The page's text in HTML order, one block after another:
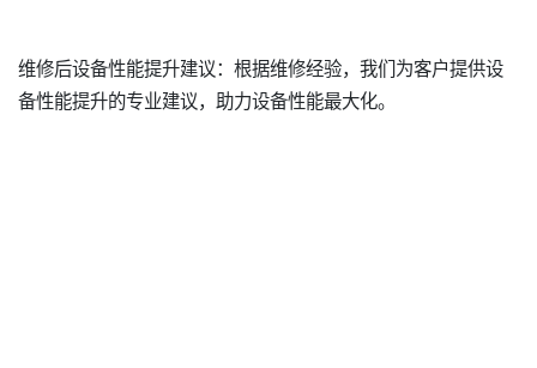
维修后设备性能提升建议：根据维修经验，我们为客户提供设
备性能提升的专业建议，助力设备性能最大化。